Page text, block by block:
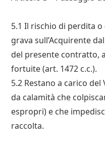
5.1 Il rischio di perdita
grava sull’Acquirente
del presente contratto,
fortuite (art. 1472 c.c.).
5.2 Restano a carico
da calamità che
espropri) e che
raccolta.